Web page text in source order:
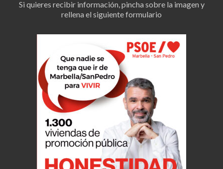
Si quieres recibir información, pincha sobre la imagen y
rellena el siguiente formulario